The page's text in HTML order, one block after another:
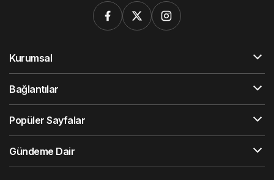
Kurumsal
Bağlantılar
Popüler Sayfalar
Gündeme Dair